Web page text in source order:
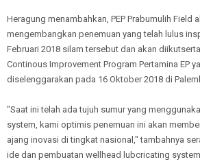
Heragung menambahkan, PEP Prabumulih Field
mengembangkan penemuan yang telah lulus
Februari 2018 silam tersebut dan akan
Continous Improvement Program Pertamina EP
diselenggarakan pada 16 Oktober 2018 di
"Saat ini telah ada tujuh sumur yang
system, kami optimis penemuan ini akan
ajang inovasi di tingkat nasional," tambahnya
ide dan pembuatan wellhead lubcricating